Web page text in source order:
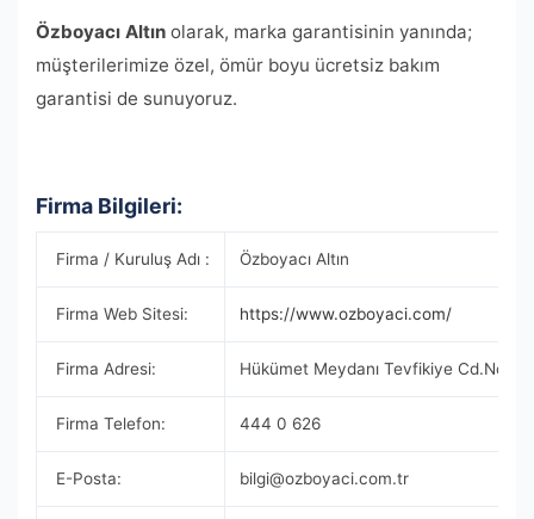
Özboyacı Altın olarak, marka garantisinin yanında;
müşterilerimize özel, ömür boyu ücretsiz bakım
garantisi de sunuyoruz.
Firma Bilgileri:
Firma / Kuruluş Adı : Özboyacı Altın
Firma Web Sitesi: https://www.ozboyaci.com/
Firma Adresi: Hükümet Meydanı Tevfikiye Cd.No:3
Firma Telefon: 444 0 626
E-Posta: bilgi@ozboyaci.com.tr